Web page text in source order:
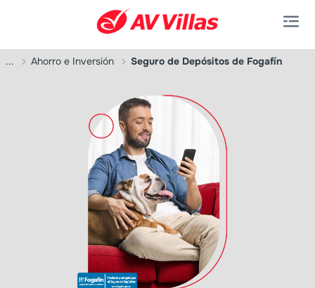
Saltar al contenido principal
... Ahorro e Inversión Seguro de Depósitos de Fogafín